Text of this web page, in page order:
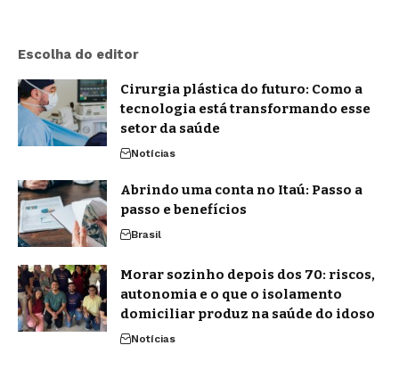
Escolha do editor
Cirurgia plástica do futuro: Como a
tecnologia está transformando esse
setor da saúde
Notícias
Abrindo uma conta no Itaú: Passo a
passo e benefícios
Brasil
Morar sozinho depois dos 70: riscos,
autonomia e o que o isolamento
domiciliar produz na saúde do idoso
Notícias